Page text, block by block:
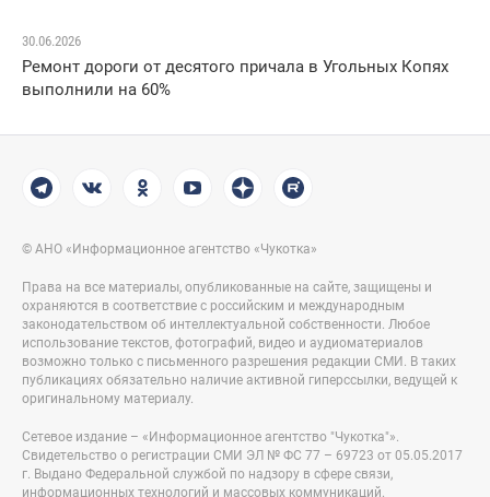
30.06.2026
Ремонт дороги от десятого причала в Угольных Копях
выполнили на 60%
© АНО «Информационное агентство «Чукотка»
Права на все материалы, опубликованные на сайте, защищены и
охраняются в соответствие с российским и международным
законодательством об интеллектуальной собственности. Любое
использование текстов, фотографий, видео и аудиоматериалов
возможно только с письменного разрешения редакции СМИ. В таких
публикациях обязательно наличие активной гиперссылки, ведущей к
оригинальному материалу.
Сетевое издание – «Информационное агентство "Чукотка"».
Свидетельство о регистрации СМИ ЭЛ № ФС 77 – 69723 от 05.05.2017
г. Выдано Федеральной службой по надзору в сфере связи,
информационных технологий и массовых коммуникаций.